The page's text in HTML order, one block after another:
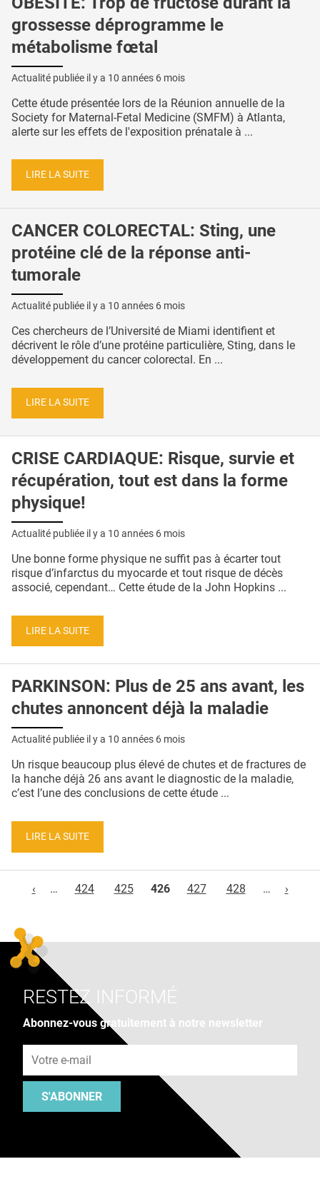
grossesse déprogramme le
métabolisme fœtal
Actualité publiée il y a 10 années 6 mois
Cette étude présentée lors de la Réunion annuelle de la
Society for Maternal-Fetal Medicine (SMFM) à Atlanta,
alerte sur les effets de l'exposition prénatale à ...
LIRE LA SUITE
CANCER COLORECTAL: Sting, une
protéine clé de la réponse anti-
tumorale
Actualité publiée il y a 10 années 6 mois
Ces chercheurs de l’Université de Miami identifient et
décrivent le rôle d’une protéine particulière, Sting, dans le
développement du cancer colorectal. En ...
LIRE LA SUITE
CRISE CARDIAQUE: Risque, survie et
récupération, tout est dans la forme
physique!
Actualité publiée il y a 10 années 6 mois
Une bonne forme physique ne suffit pas à écarter tout
risque d’infarctus du myocarde et tout risque de décès
associé, cependant… Cette étude de la John Hopkins ...
LIRE LA SUITE
PARKINSON: Plus de 25 ans avant, les
chutes annoncent déjà la maladie
Actualité publiée il y a 10 années 6 mois
Un risque beaucoup plus élevé de chutes et de fractures de
la hanche déjà 26 ans avant le diagnostic de la maladie,
c’est l’une des conclusions de cette étude ...
LIRE LA SUITE
‹
… 424 425 426 427 428 … ›
RESTEZ INFORMÉ
Abonnez-vous gratuitement à notre newsletter
S'ABONNER